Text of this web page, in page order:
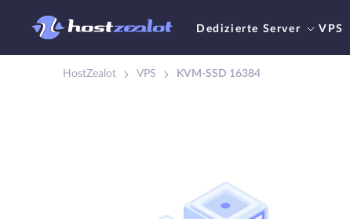
Dedizierte Server VPS
HostZealot VPS KVM-SSD 16384